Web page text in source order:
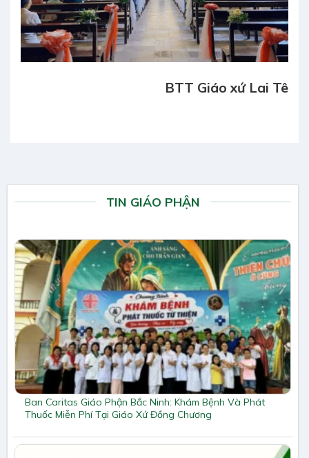
BTT Giáo xứ Lai Tê
TIN GIÁO PHẬN
Ban Caritas Giáo Phận Bắc Ninh: Khám Bệnh Và Phát
Thuốc Miễn Phí Tại Giáo Xứ Đồng Chương